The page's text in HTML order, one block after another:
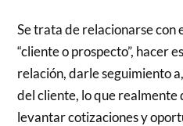
Se trata de relacionarse con
“cliente o prospecto”, hacer
relación, darle seguimiento
del cliente, lo que realmente
levantar cotizaciones y